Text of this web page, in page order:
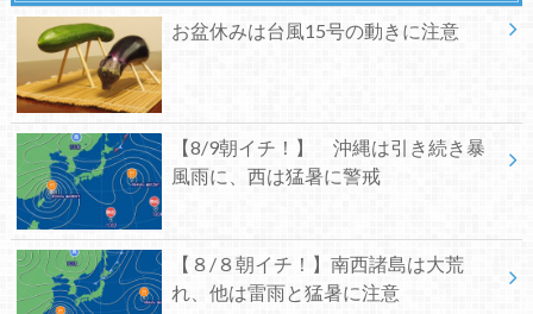
お盆休みは台風15号の動きに注意
【8/9朝イチ！】 沖縄は引き続き暴
風雨に、西は猛暑に警戒
【８/８朝イチ！】南西諸島は大荒
れ、他は雷雨と猛暑に注意